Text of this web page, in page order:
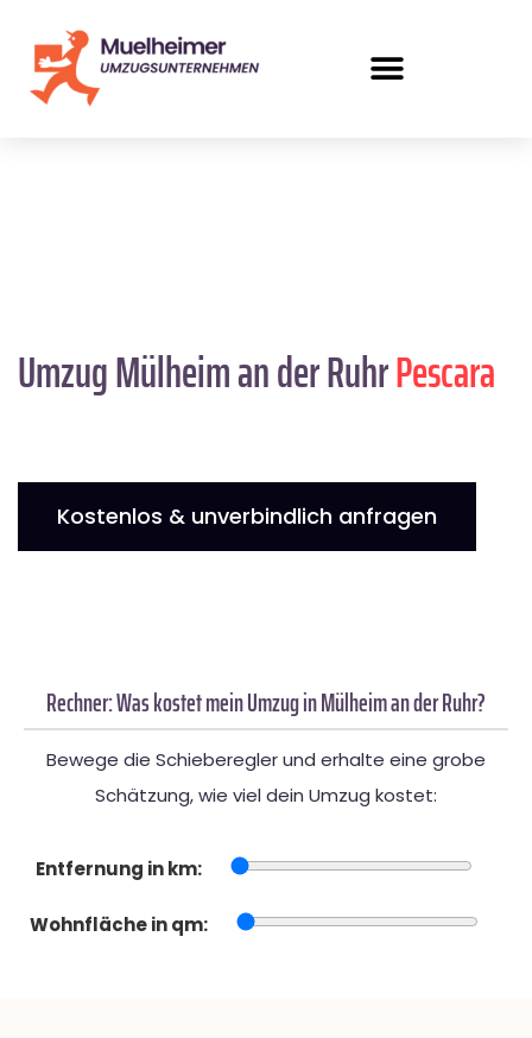
Umzug Mülheim an der RuhrPescara
Kostenlos & unverbindlich anfragen
Rechner: Was kostet mein Umzug in Mülheim an der Ruhr?
Bewege die Schieberegler und erhalte eine grobe
Schätzung, wie viel dein Umzug kostet:
Entfernung in km:
Wohnfläche in qm: